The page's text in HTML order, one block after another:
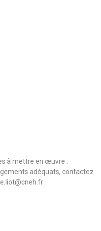
à mettre en œuvre :
adéquats, contactez